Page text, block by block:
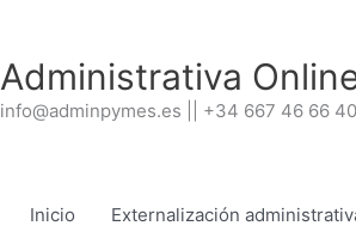
Administrativa
info@adminpymes.es || +34 667 46 66 40
Inicio Externalización